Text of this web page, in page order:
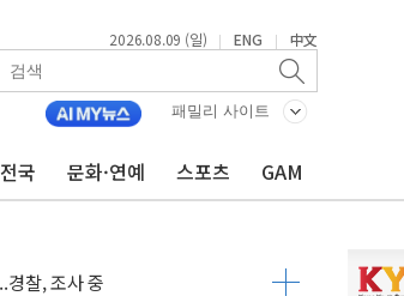
2026.08.09 (일) | ENG | 中文
패밀리 사이트
전국 문화·연예 스포츠 GAM
숨져
경찰, 조사 중